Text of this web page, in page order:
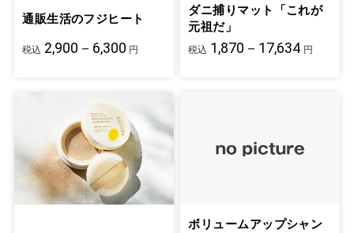
通販生活のフジヒート
税込 2,900－6,300 円
ダニ捕りマット「これが
元祖だ」
税込 1,870－17,634 円
ボリュームアップシャン